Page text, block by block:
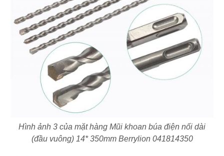
Hình ảnh 3 của mặt hàng Mũi khoan búa điện nối dài
(đầu vuông) 14* 350mm Berrylion 041814350